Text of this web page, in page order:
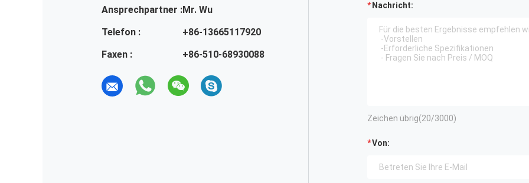
Ansprechpartner :Mr. Wu
Telefon :
+86-13665117920
Faxen :
+86-510-68930088
Nachricht:
Zeichen übrig(20/3000)
Von: